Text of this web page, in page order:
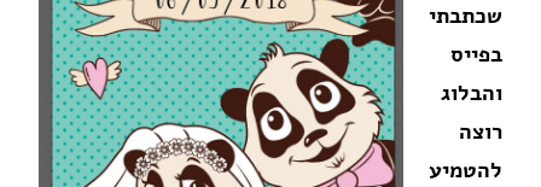
שכתבתי
בפייס
והבלוג
רוצה
להטמיע